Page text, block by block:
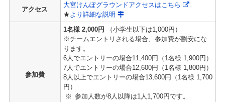
アクセス
大宮けんぽグラウンドアクセスはこちら
★ より詳細な説明
参加費
1名様 2,000円
（小学生以下は1,000円）
※チームエントリされる場合、参加費が割安にな
ります。
6人でエントリーの場合11,400円（1名様 1,900円）
7人でエントリーの場合12,600円（1名様 1,800円）
8人以上でエントリーの場合13,600円（1名様 1,700
円）
参加人数が8人以降は1人1,700円です。